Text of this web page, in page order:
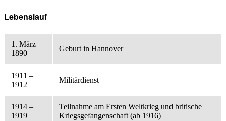
Lebenslauf
1. März
1890
Geburt in Hannover
1911 –
1912
Militärdienst
1914 –
1919
Teilnahme am Ersten Weltkrieg und britische
Kriegsgefangenschaft (ab 1916)